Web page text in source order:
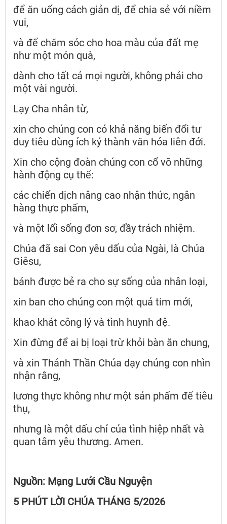
để ăn uống cách giản dị, để chia sẻ với niềm
vui,
và để chăm sóc cho hoa màu của đất mẹ
như một món quà,
dành cho tất cả mọi người, không phải cho
một vài người.
Lạy Cha nhân từ,
xin cho chúng con có khả năng biến đổi tư
duy tiêu dùng ích kỷ thành văn hóa liên đới.
Xin cho cộng đoàn chúng con cổ võ những
hành động cụ thể:
các chiến dịch nâng cao nhận thức, ngân
hàng thực phẩm,
và một lối sống đơn sơ, đầy trách nhiệm.
Chúa đã sai Con yêu dấu của Ngài, là Chúa
Giêsu,
bánh được bẻ ra cho sự sống của nhân loại,
xin ban cho chúng con một quả tim mới,
khao khát công lý và tình huynh đệ.
Xin đừng để ai bị loại trừ khỏi bàn ăn chung,
và xin Thánh Thần Chúa dạy chúng con nhìn
nhận rằng,
lương thực không như một sản phẩm để tiêu
thụ,
nhưng là một dấu chỉ của tình hiệp nhất và
quan tâm yêu thương. Amen.
Nguồn: Mạng Lưới Cầu Nguyện
5 PHÚT LỜI CHÚA THÁNG 5/2026